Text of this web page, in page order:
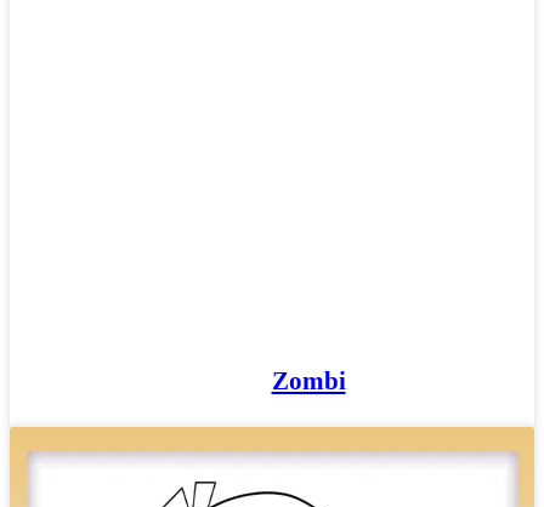
Zombi